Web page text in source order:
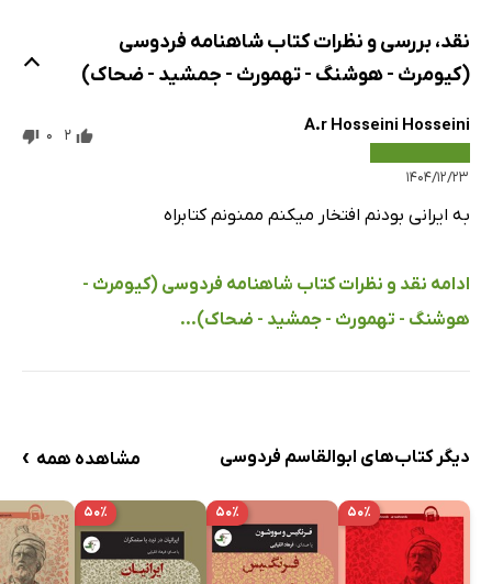
نقد، بررسی و نظرات کتاب شاهنامه فردوسی
(کیومرث - هوشنگ - تهمورث - جمشید - ضحاک)
A.r Hosseini Hosseini
۱۴۰۴/۱۲/۲۳
2
0
به ایرانی بودنم افتخار میکنم ممنونم کتابراه
ادامه نقد و نظرات کتاب شاهنامه فردوسی (کیومرث -
هوشنگ - تهمورث - جمشید - ضحاک)...
دیگر کتاب‌های ابوالقاسم فردوسی مشاهده همه ›
۵۰٪ ۵۰٪ ۵۰٪